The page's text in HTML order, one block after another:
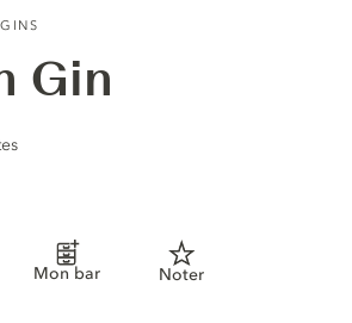
GINS
Gin
Mon bar Noter